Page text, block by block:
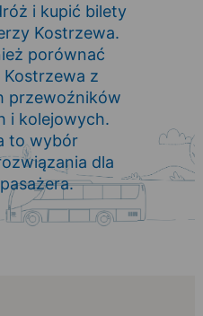
i kupić bilety
Kostrzewa.
porównać
z
przewoźników
i kolejowych.
to wybór
dla